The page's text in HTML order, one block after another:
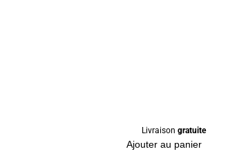
Livraison gratuite
Ajouter au panier